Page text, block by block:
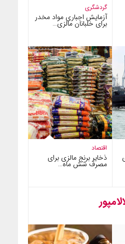
گردشگری
آزمایش اجباری مواد مخدر
برای خلبانان مالزی…
اقتصاد
ذخایر برنج مالزی برای
مصرف شش ماه…